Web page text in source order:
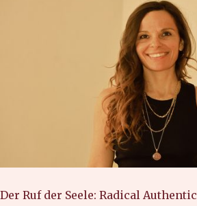
Der Ruf der Seele: Radical Authentic